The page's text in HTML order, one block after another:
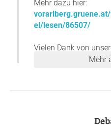
Mehr
Mehr dazu hier:
el/lesen/86507/
Vielen Dank von
Menschen, die mit
haben!